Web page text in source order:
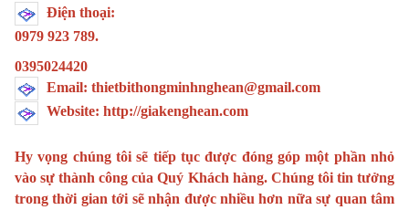
Điện thoại:
0979 923 789.
0395024420
Email: thietbithongminhnghean@gmail.com
Website: http://giakenghean.com
Hy vọng chúng tôi sẽ tiếp tục được đóng góp một phần nhỏ
vào sự thành công của Quý Khách hàng. Chúng tôi tin tưởng
trong thời gian tới sẽ nhận được nhiều hơn nữa sự quan tâm